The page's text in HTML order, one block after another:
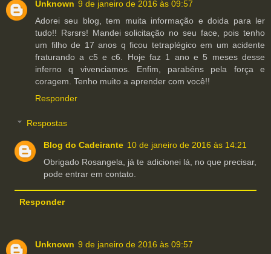
Unknown 9 de janeiro de 2016 às 09:57
Adorei seu blog, tem muita informação e doida para ler
tudo!! Rsrsrs! Mandei solicitação no seu face, pois tenho
um filho de 17 anos q ficou tetraplégico em um acidente
fraturando a c5 e c6. Hoje faz 1 ano e 5 meses desse
inferno q vivenciamos. Enfim, parabéns pela força e
coragem. Tenho muito a aprender com você!!
Responder
Respostas
Blog do Cadeirante 10 de janeiro de 2016 às 14:21
Obrigado Rosangela, já te adicionei lá, no que precisar,
pode entrar em contato.
Responder
Unknown 9 de janeiro de 2016 às 09:57